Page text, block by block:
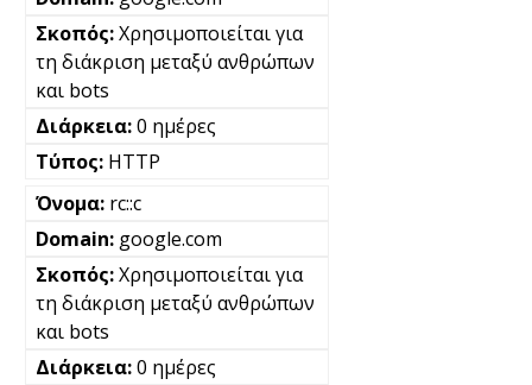
Χρησιμοποιείται για
τη διάκριση μεταξύ ανθρώπων
και bots
0 ημέρες
HTTP
rc::c
google.com
Χρησιμοποιείται για
τη διάκριση μεταξύ ανθρώπων
και bots
0 ημέρες